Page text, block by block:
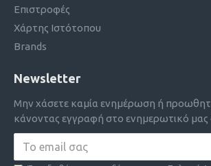
Επιστροφές
Χάρτης Ιστότοπου
Brands
Newsletter
Μην χάσετε καμία ενημέρωση ή
κάνοντας εγγραφή στο ενημερωτικό μας